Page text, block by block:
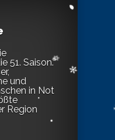
51. Saison.
und
in Not
Region